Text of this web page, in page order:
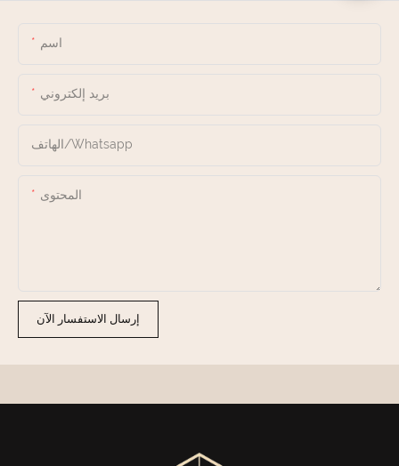
اسم
بريد إلكتروني
الهاتف/whatsapp
المحتوى
إرسال الاستفسار الآن